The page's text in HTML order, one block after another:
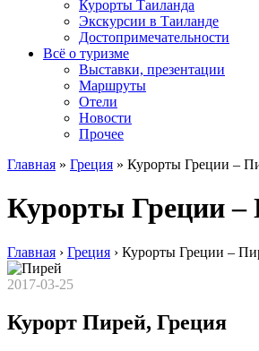
Курорты Таиланда
Экскурсии в Таиланде
Достопримечательности
Всё о туризме
Выставки, презентации
Маршруты
Отели
Новости
Прочее
Главная » Греция » Курорты Греции –
Курорты Греции –
Главная › Греция › Курорты Греции –
2017-03-25
Курорт Пирей, Греция